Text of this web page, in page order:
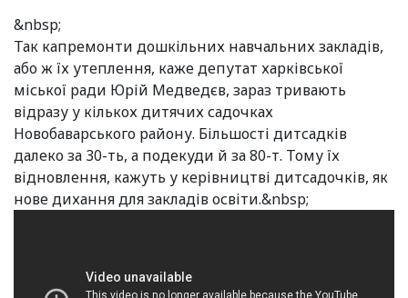
&nbsp;
Так капремонти дошкільних навчальних закладів,
або ж їх утеплення, каже депутат харківської
міської ради Юрій Медведєв, зараз тривають
відразу у кількох дитячих садочках
Новобаварського району. Більшості дитсадків
далеко за 30-ть, а подекуди й за 80-т. Тому їх
відновлення, кажуть у керівництві дитсадочків, як
нове дихання для закладів освіти.&nbsp;